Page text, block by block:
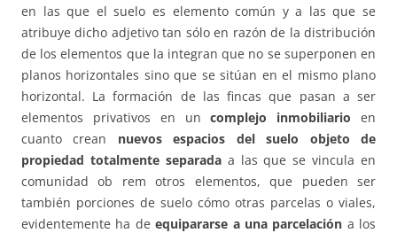
en las que el suelo es elemento común y a las que se
atribuye dicho adjetivo tan sólo en razón de la distribución
de los elementos que la integran que no se superponen en
planos horizontales sino que se sitúan en el mismo plano
horizontal. La formación de las fincas que pasan a ser
elementos privativos en uncomplejo inmobiliario en
cuanto crean nuevos espacios del suelo objeto de
propiedad totalmente separadaa las que se vincula en
comunidad ob rem otros elementos, que pueden ser
también porciones de suelo cómo otras parcelas o viales,
evidentemente ha deequipararse a una parcelación a los